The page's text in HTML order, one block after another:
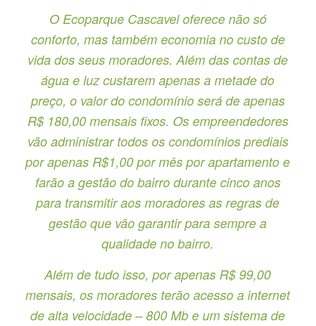
O Ecoparque Cascavel oferece não só
conforto, mas também economia no custo de
vida dos seus moradores. Além das contas de
água e luz custarem apenas a metade do
preço, o valor do condomínio será de apenas
R$ 180,00 mensais fixos. Os empreendedores
vão administrar todos os condomínios prediais
por apenas R$1,00 por mês por apartamento e
farão a gestão do bairro durante cinco anos
para transmitir aos moradores as regras de
gestão que vão garantir para sempre a
qualidade no bairro.
Além de tudo isso, por apenas R$ 99,00
mensais, os moradores terão acesso a internet
de alta velocidade – 800 Mb e um sistema de